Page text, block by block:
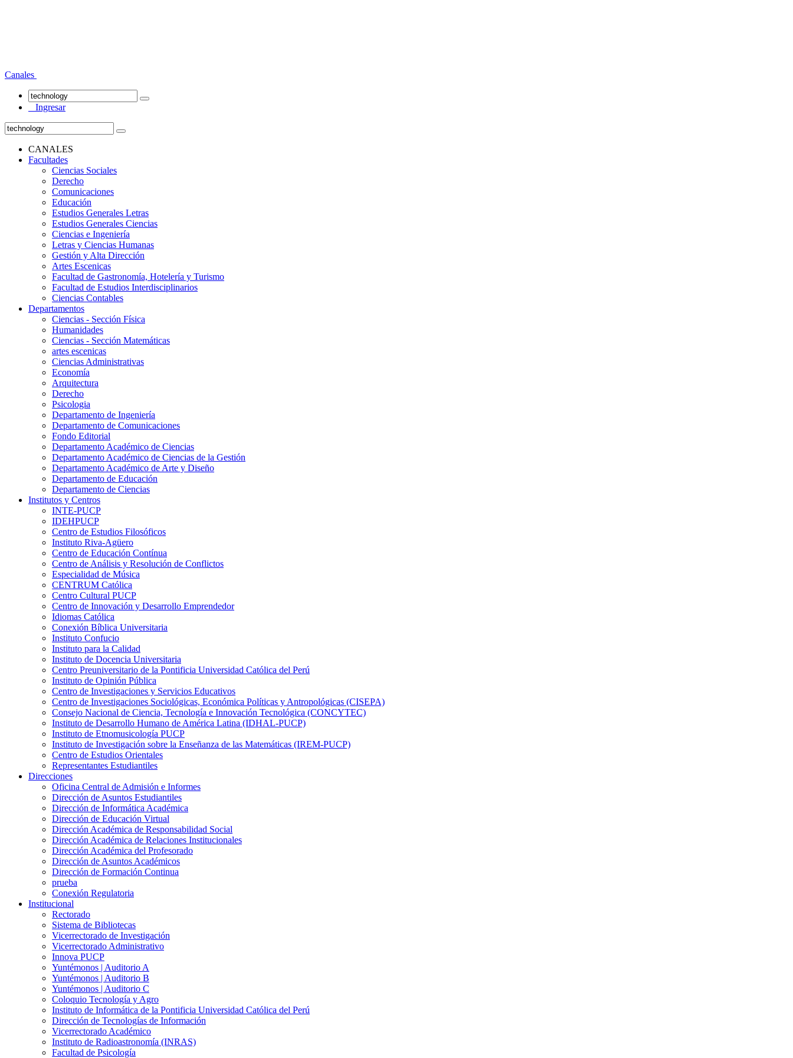
Canales
Ingresar
CANALES
Facultades
Ciencias Sociales
Derecho
Comunicaciones
Educación
Estudios Generales Letras
Estudios Generales Ciencias
Ciencias e Ingeniería
Letras y Ciencias Humanas
Gestión y Alta Dirección
Artes Escenicas
Facultad de Gastronomía, Hotelería y Turismo
Facultad de Estudios Interdisciplinarios
Ciencias Contables
Departamentos
Ciencias - Sección Física
Humanidades
Ciencias - Sección Matemáticas
artes escenicas
Ciencias Administrativas
Economía
Arquitectura
Derecho
Psicologia
Departamento de Ingeniería
Departamento de Comunicaciones
Fondo Editorial
Departamento Académico de Ciencias
Departamento Académico de Ciencias de la Gestión
Departamento Académico de Arte y Diseño
Departamento de Educación
Departamento de Ciencias
Institutos y Centros
INTE-PUCP
IDEHPUCP
Centro de Estudios Filosóficos
Instituto Riva-Agüero
Centro de Educación Contínua
Centro de Análisis y Resolución de Conflictos
Especialidad de Música
CENTRUM Católica
Centro Cultural PUCP
Centro de Innovación y Desarrollo Emprendedor
Idiomas Católica
Conexión Bíblica Universitaria
Instituto Confucio
Instituto para la Calidad
Instituto de Docencia Universitaria
Centro Preuniversitario de la Pontificia Universidad Católica del Perú
Instituto de Opinión Pública
Centro de Investigaciones y Servicios Educativos
Centro de Investigaciones Sociológicas, Económica Políticas y Antropológicas (CISEPA)
Consejo Nacional de Ciencia, Tecnología e Innovación Tecnológica (CONCYTEC)
Instituto de Desarrollo Humano de América Latina (IDHAL-PUCP)
Instituto de Etnomusicología PUCP
Instituto de Investigación sobre la Enseñanza de las Matemáticas (IREM-PUCP)
Centro de Estudios Orientales
Representantes Estudiantiles
Direcciones
Oficina Central de Admisión e Informes
Dirección de Asuntos Estudiantiles
Dirección de Informática Académica
Dirección de Educación Virtual
Dirección Académica de Responsabilidad Social
Dirección Académica de Relaciones Institucionales
Dirección Académica del Profesorado
Dirección de Asuntos Académicos
Dirección de Formación Continua
prueba
Conexión Regulatoria
Institucional
Rectorado
Sistema de Bibliotecas
Vicerrectorado de Investigación
Vicerrectorado Administrativo
Innova PUCP
Yuntémonos | Auditorio A
Yuntémonos | Auditorio B
Yuntémonos | Auditorio C
Coloquio Tecnología y Agro
Instituto de Informática de la Pontificia Universidad Católica del Perú
Dirección de Tecnologías de Información
Vicerrectorado Académico
Instituto de Radioastronomía (INRAS)
Facultad de Psicología